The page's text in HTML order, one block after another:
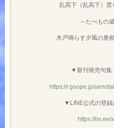
乱高下（乱高下）雲
～たべもの
木戸鳴らす夕風の奥
▼新刊発売句集
https://r.goope.jp/
▼LINE公式の登録
https://lin.ee/